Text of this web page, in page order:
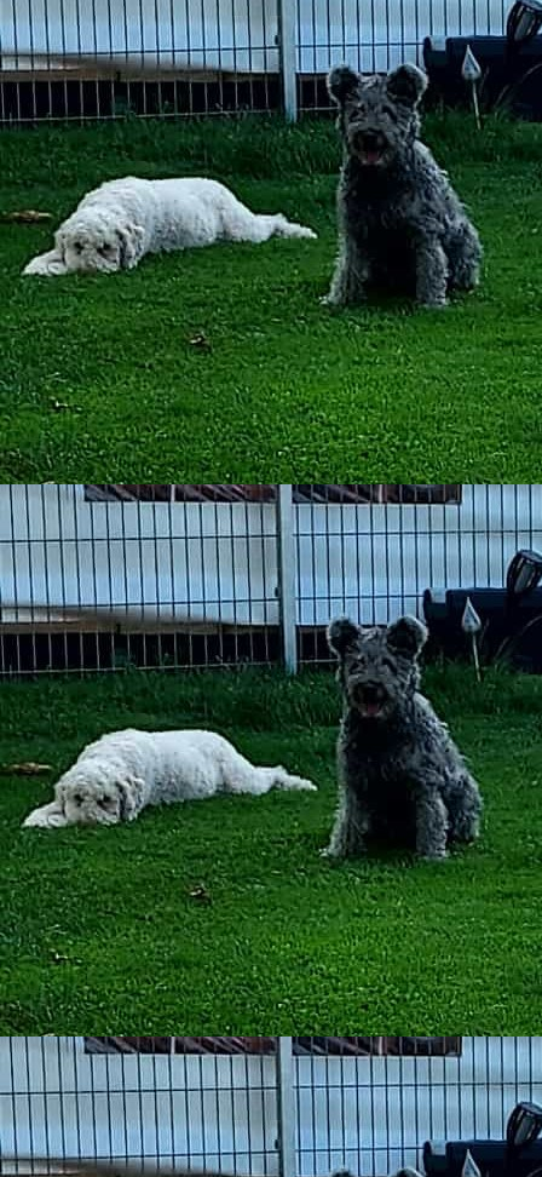
2025-06-08_WA0004